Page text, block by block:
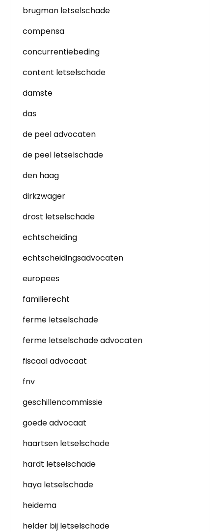
brugman letselschade
compensa
concurrentiebeding
content letselschade
damste
das
de peel advocaten
de peel letselschade
den haag
dirkzwager
drost letselschade
echtscheiding
echtscheidingsadvocaten
europees
familierecht
ferme letselschade
ferme letselschade advocaten
fiscaal advocaat
fnv
geschillencommissie
goede advocaat
haartsen letselschade
hardt letselschade
haya letselschade
heidema
helder bij letselschade